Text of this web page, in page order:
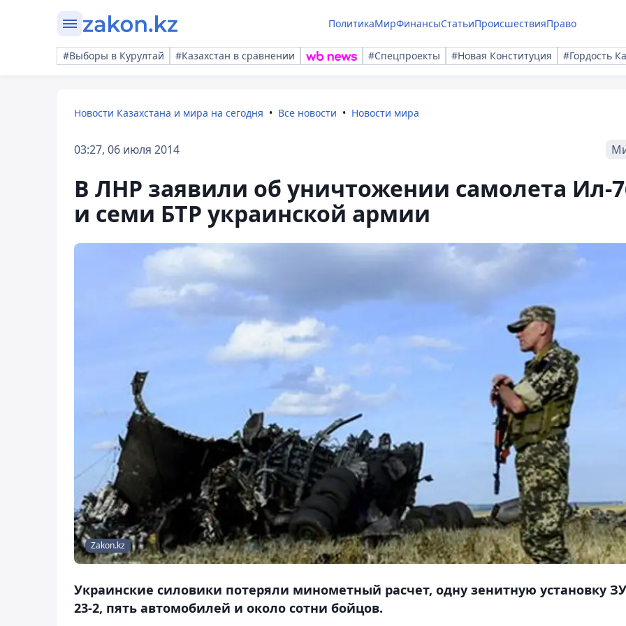
ПолитикаМирФинансыСтатьиПроисшествияПраво
#Выборы в Курултай #Казахстан в сравнении #Спецпроекты #Новая Конституция #Гордость
Новости Казахстана и мира на сегодня Все новости Новости мира
03:27, 06 июля 2014
В ЛНР заявили об уничтожении самолета Ил-
и семи БТР украинской армии
Zakon.kz
Украинские силовики потеряли минометный расчет, одну зенитную установку ЗУ
23-2, пять автомобилей и около сотни бойцов.